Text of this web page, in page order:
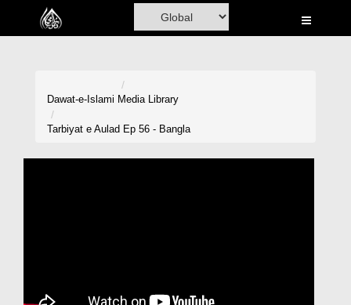
Home
Dawat-e-Islami Media Library
Tarbiyat e Aulad Ep 56 - Bangla